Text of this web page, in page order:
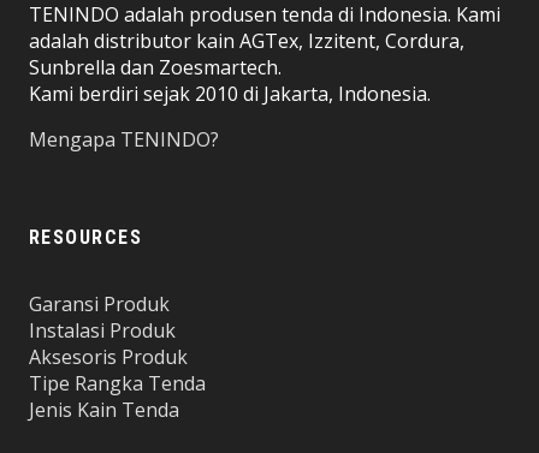
TENINDO adalah produsen tenda di Indonesia. Kami
adalah distributor kain AGTex, Izzitent, Cordura,
Sunbrella dan Zoesmartech.
Kami berdiri sejak 2010 di Jakarta, Indonesia.
Mengapa TENINDO?
RESOURCES
Garansi Produk
Instalasi Produk
Aksesoris Produk
Tipe Rangka Tenda
Jenis Kain Tenda